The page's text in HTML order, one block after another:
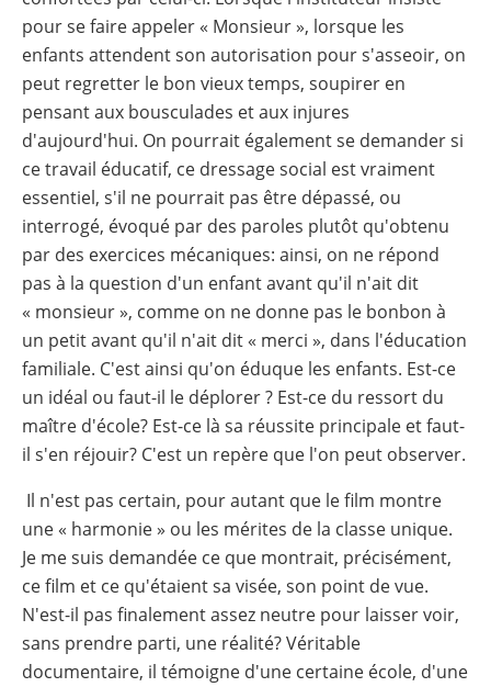
pour se faire appeler « Monsieur », lorsque les
enfants attendent son autorisation pour s'asseoir, on
peut regretter le bon vieux temps, soupirer en
pensant aux bousculades et aux injures
d'aujourd'hui. On pourrait également se demander si
ce travail éducatif, ce dressage social est vraiment
essentiel, s'il ne pourrait pas être dépassé, ou
interrogé, évoqué par des paroles plutôt qu'obtenu
par des exercices mécaniques: ainsi, on ne répond
pas à la question d'un enfant avant qu'il n'ait dit
« monsieur », comme on ne donne pas le bonbon à
un petit avant qu'il n'ait dit « merci », dans l'éducation
familiale. C'est ainsi qu'on éduque les enfants. Est-ce
un idéal ou faut-il le déplorer ? Est-ce du ressort du
maître d'école? Est-ce là sa réussite principale et faut-
il s'en réjouir? C'est un repère que l'on peut observer.
Il n'est pas certain, pour autant que le film montre
une « harmonie » ou les mérites de la classe unique.
Je me suis demandée ce que montrait, précisément,
ce film et ce qu'étaient sa visée, son point de vue.
N'est-il pas finalement assez neutre pour laisser voir,
sans prendre parti, une réalité? Véritable
documentaire, il témoigne d'une certaine école, d'une